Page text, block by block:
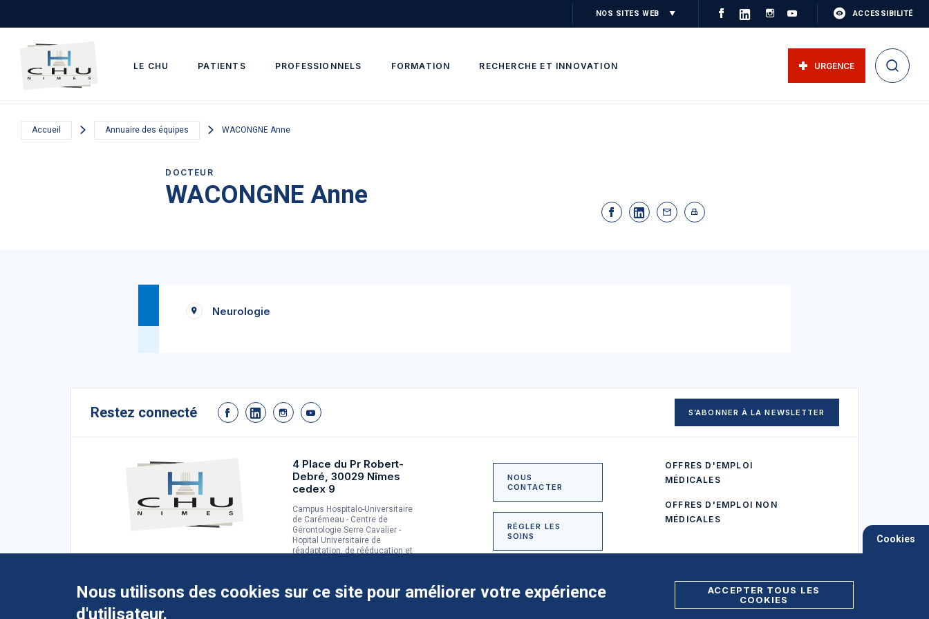
LE CHU PATIENTS PROFESSIONNELS FORMATION RECHERCHE ET INNOVATION
NOS SITES WEB ACCESSIBILITÉ
URGENCE
Accueil Annuaire des équipes WACONGNE Anne
DOCTEUR
WACONGNE Anne
Neurologie
Restez connecté S’ABONNER À LA NEWSLETTER
4 Place du Pr Robert-
Debré, 30029 Nîmes
cedex 9
Campus Hospitalo-Universitaire
de Carémeau - Centre de
Gérontologie Serre Cavalier -
Hopital Universitaire de
réadaptation, de rééducation et
NOUS
CONTACTER
RÉGLER LES
SOINS
OFFRES D'EMPLOI
MÉDICALES
OFFRES D'EMPLOI NON
MÉDICALES
Cookies
Nous utilisons des cookies sur ce site pour améliorer votre expérience
d'utilisateur.
ACCEPTER TOUS LES
COOKIES